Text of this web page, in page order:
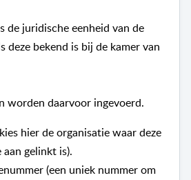
de juridische eenheid van de
deze bekend is bij de kamer van
worden daarvoor ingevoerd.
hier de organisatie waar deze
gelinkt is).
(een uniek nummer om